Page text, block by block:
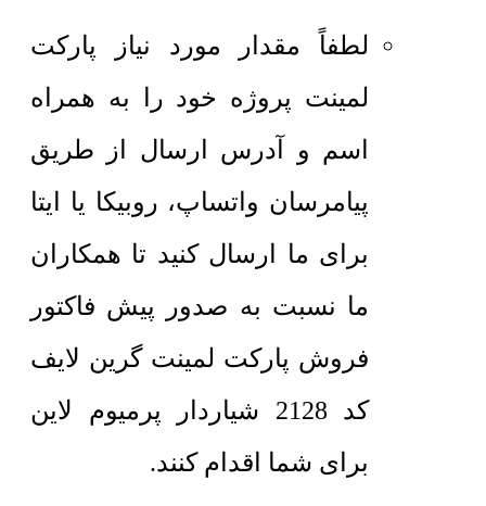
لطفاً مقدار مورد نیاز پارکت
لمینت پروژه خود را به همراه
اسم و آدرس ارسال از طریق
پیامرسان واتساپ، روبیکا یا ایتا
برای ما ارسال کنید تا همکاران
ما نسبت به صدور پیش فاکتور
فروش پارکت لمینت گرین لایف
کد 2128 شیاردار پرمیوم لاین
برای شما اقدام کنند.